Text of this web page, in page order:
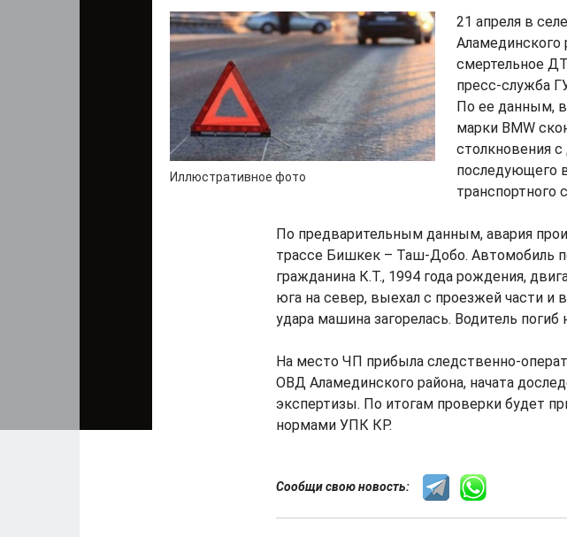
Иллюстративное фото
21 апреля в
Аламединского
смертельное
пресс-служба
По ее данным,
марки BMW
столкновения
последующего
транспортного
По предварительным данным, авария
трассе Бишкек – Таш-Добо. Автомобиль
гражданина К.Т., 1994 года рождения,
юга на север, выехал с проезжей части и
удара машина загорелась. Водитель
На место ЧП прибыла следственно-
ОВД Аламединского района, начата
экспертизы. По итогам проверки будет
нормами УПК КР.
Сообщи свою новость: